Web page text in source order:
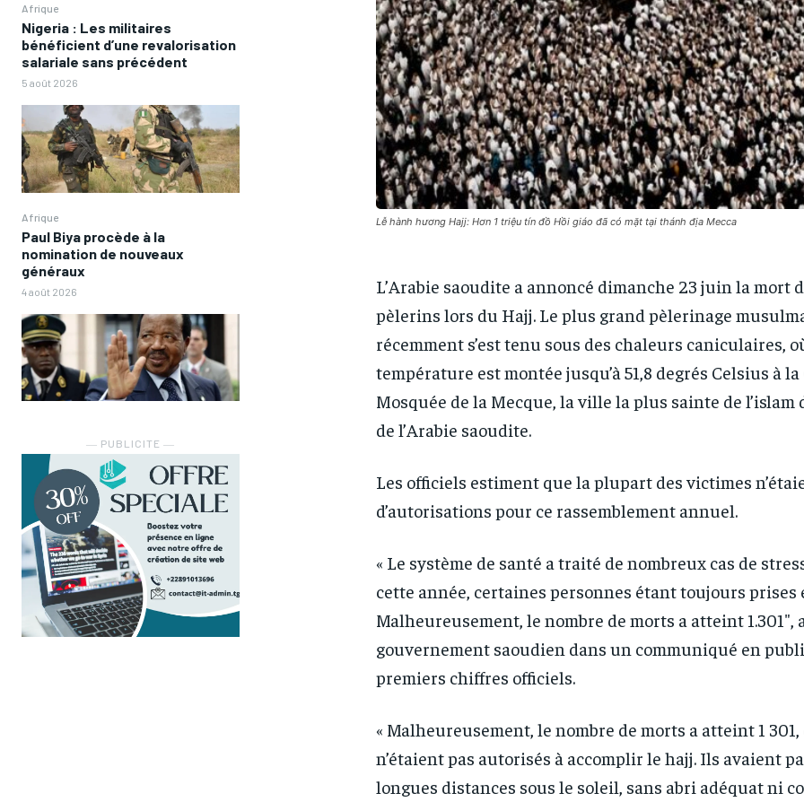
RECOMMENDED
RECOMMENDED
Afrique
Nigeria : Les militaires
bénéficient d’une revalorisation
salariale sans précédent
5 août 2026
Afrique
Paul Biya procède à la
nomination de nouveaux
généraux
4 août 2026
― PUBLICITE ―
Lễ hành hương Hajj: Hơn 1 triệu tín đồ Hồi giáo đã có mặt tại thánh địa Mecca
L’Arabie saoudite a annoncé dimanche 23 juin la mort
pèlerins lors du Hajj. Le plus grand pèlerinage
récemment s’est tenu sous des chaleurs caniculaires,
température est montée jusqu’à 51,8 degrés Celsius à
Mosquée de la Mecque, la ville la plus sainte de l’islam
de l’Arabie saoudite.
Les officiels estiment que la plupart des victimes
d’autorisations pour ce rassemblement annuel.
« Le système de santé a traité de nombreux cas de
cette année, certaines personnes étant toujours prises
Malheureusement, le nombre de morts a atteint 1.301″,
gouvernement saoudien dans un communiqué en
premiers chiffres officiels.
« Malheureusement, le nombre de morts a atteint 1 301,
n’étaient pas autorisés à accomplir le hajj. Ils avaient
longues distances sous le soleil, sans abri adéquat ni